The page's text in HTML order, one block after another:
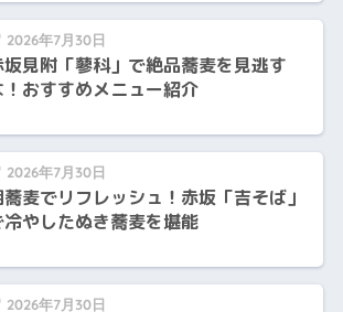
2026年7月30日
坂見附「蓼科」で絶品蕎麦を見逃す
！おすすめメニュー紹介
2026年7月30日
蕎麦でリフレッシュ！赤坂「吉そば」
冷やしたぬき蕎麦を堪能
2026年7月30日